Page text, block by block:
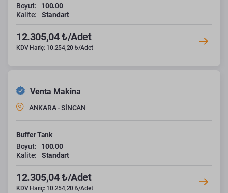
Boyut:
100.00
Kalite:
Standart
12.305,04 ₺/Adet
KDV Hariç: 10.254,20 ₺/Adet
Venta Makina
ANKARA - SİNCAN
Buffer Tank
Boyut:
100.00
Kalite:
Standart
12.305,04 ₺/Adet
KDV Hariç: 10.254,20 ₺/Adet